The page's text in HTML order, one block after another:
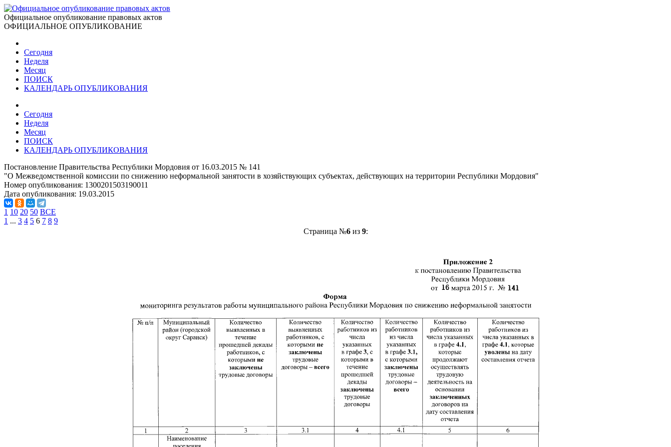
Официальное опубликование правовых актов
ОФИЦИАЛЬНОЕ ОПУБЛИКОВАНИЕ
Сегодня
Неделя
Месяц
ПОИСК
КАЛЕНДАРЬ ОПУБЛИКОВАНИЯ
Сегодня
Неделя
Месяц
ПОИСК
КАЛЕНДАРЬ ОПУБЛИКОВАНИЯ
Постановление Правительства Республики Мордовия от 16.03.2015 № 141
"О Межведомственной комиссии по снижению неформальной занятости в хозяйствующих субъектах, действующих на территории Республики Мордовия"
Номер опубликования: 1300201503190011
Дата опубликования: 19.03.2015
1 10 20 50 ВСЕ
1 ... 3 4 5 6 7 8 9
Страница №6из 9: